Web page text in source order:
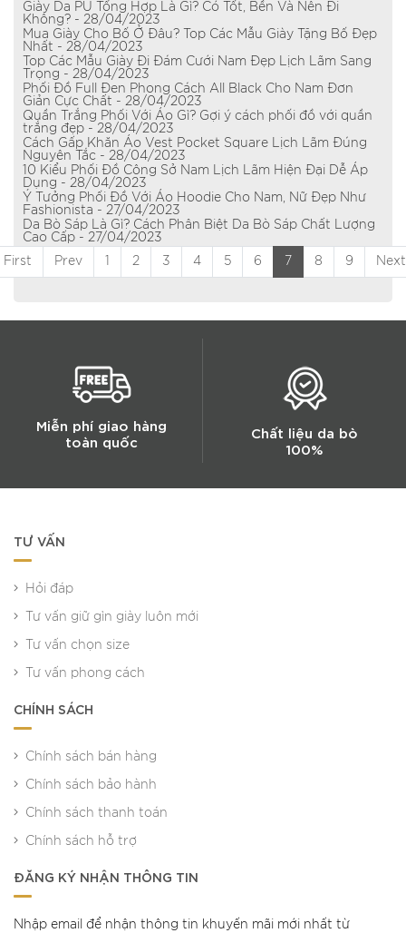
Giày Da PU Tổng Hợp Là Gì? Có Tốt, Bền Và Nên Đi
Không? - 28/04/2023
Mua Giày Cho Bố Ở Đâu? Top Các Mẫu Giày Tặng Bố Đẹp
Nhất - 28/04/2023
Top Các Mẫu Giày Đi Đám Cưới Nam Đẹp Lịch Lãm Sang
Trọng - 28/04/2023
Phối Đồ Full Đen Phong Cách All Black Cho Nam Đơn
Giản Cực Chất - 28/04/2023
Quần Trắng Phối Với Áo Gì? Gợi ý cách phối đồ với quần
trắng đẹp - 28/04/2023
Cách Gấp Khăn Áo Vest Pocket Square Lịch Lãm Đúng
Nguyên Tắc - 28/04/2023
10 Kiểu Phối Đồ Công Sở Nam Lịch Lãm Hiện Đại Dễ Áp
Dụng - 28/04/2023
Ý Tưởng Phối Đồ Với Áo Hoodie Cho Nam, Nữ Đẹp Như
Fashionista - 27/04/2023
Da Bò Sáp Là Gì? Cách Phân Biệt Da Bò Sáp Chất Lượng
Cao Cấp - 27/04/2023
First
Prev 2 3 4 5 6 7 8 9 Next
Bảo hành 2 năm
Miễn phí giao hàng
toàn quốc
TƯ VẤN
Hỏi đáp
Tư vấn giữ gìn giày luôn mới
Tư vấn chọn size
Tư vấn phong cách
CHÍNH SÁCH
Chính sách bán hàng
Chính sách bảo hành
Chính sách thanh toán
Chính sách hỗ trợ
ĐĂNG KÝ NHẬN THÔNG TIN
Nhập email để nhận thông tin khuyến mãi mới nhất từ